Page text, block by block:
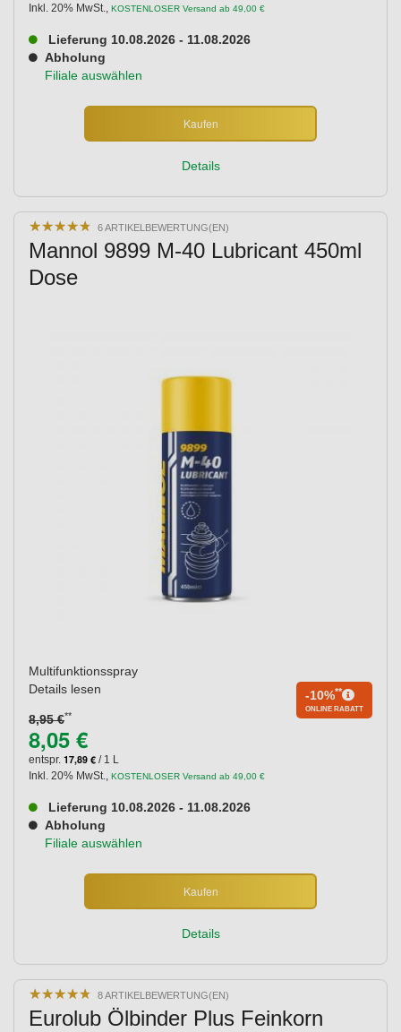
Inkl. 20% MwSt., KOSTENLOSER Versand ab 49,00 €
Lieferung 10.08.2026 - 11.08.2026
Abholung
Filiale auswählen
Kaufen
Details
★★★★★
★★★★★ 6 ARTIKELBEWERTUNG(EN)
Mannol 9899 M-40 Lubricant 450ml
Dose
Multifunktionsspray
Details lesen
8,95 €**
-10%**
ONLINE RABATT
8,05 €
entspr. 17,89 € / 1 L
Inkl. 20% MwSt., KOSTENLOSER Versand ab 49,00 €
Lieferung 10.08.2026 - 11.08.2026
Abholung
Filiale auswählen
Kaufen
Details
★★★★★
★★★★★ 8 ARTIKELBEWERTUNG(EN)
Eurolub Ölbinder Plus Feinkorn